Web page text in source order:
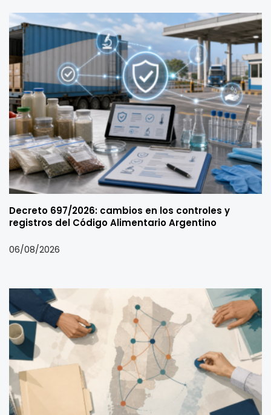
Decreto 697/2026: cambios en los controles y
registros del Código Alimentario Argentino
06/08/2026